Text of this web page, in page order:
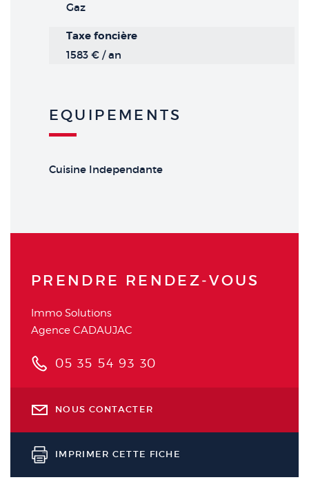
Gaz
Taxe foncière
1583 € / an
EQUIPEMENTS
Cuisine Independante
PRENDRE RENDEZ‑VOUS
Immo Solutions
Agence CADAUJAC
05 35 54 93 30
NOUS CONTACTER
IMPRIMER CETTE FICHE